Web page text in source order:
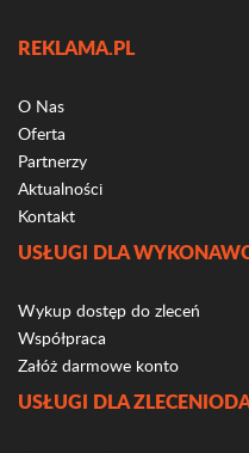
REKLAMA.PL
O Nas
Oferta
Partnerzy
Aktualności
Kontakt
USŁUGI DLA
Wykup dostęp do zleceń
Współpraca
Załóż darmowe konto
USŁUGI DLA